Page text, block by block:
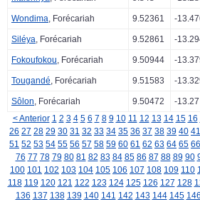
Wondima, Forécariah 9.52361 -
Siléya, Forécariah 9.52861 -
Fokoufokou, Forécariah 9.50944 -
Tougandé, Forécariah 9.51583 -
Sôlon, Forécariah 9.50472 -13.27
< Anterior 1 2 3 4 5 6 7 8 9 10 11 12 13 14 15 16
26 27 28 29 30 31 32 33 34 35 36 37 38 39 40 41
51 52 53 54 55 56 57 58 59 60 61 62 63 64 65 66
76 77 78 79 80 81 82 83 84 85 86 87 88 89 90
100 101 102 103 104 105 106 107 108 109 110
118 119 120 121 122 123 124 125 126 127 128
136 137 138 139 140 141 142 143 144 145 146